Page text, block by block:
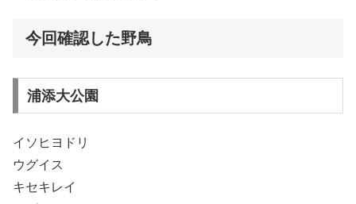
今回確認した野鳥
浦添大公園
イソヒヨドリ
ウグイス
キセキレイ